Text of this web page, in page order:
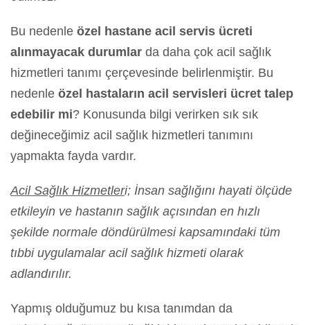
Bu nedenle özel hastane acil servis ücreti
alınmayacak durumlar da daha çok acil sağlık
hizmetleri tanımı çerçevesinde belirlenmiştir. Bu
nedenle özel hastaların acil servisleri ücret talep
edebilir mi? Konusunda bilgi verirken sık sık
değineceğimiz acil sağlık hizmetleri tanımını
yapmakta fayda vardır.
Acil Sağlık Hizmetleri; İnsan sağlığını hayati ölçüde
etkileyin ve hastanın sağlık açısından en hızlı
şekilde normale döndürülmesi kapsamındaki tüm
tıbbi uygulamalar acil sağlık hizmeti olarak
adlandırılır.
Yapmış olduğumuz bu kısa tanımdan da